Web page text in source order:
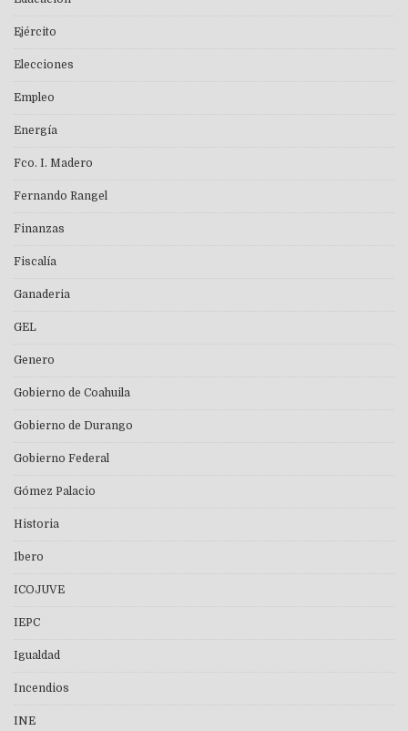
Ejército
Elecciones
Empleo
Energía
Fco. I. Madero
Fernando Rangel
Finanzas
Fiscalía
Ganaderia
GEL
Genero
Gobierno de Coahuila
Gobierno de Durango
Gobierno Federal
Gómez Palacio
Historia
Ibero
ICOJUVE
IEPC
Igualdad
Incendios
INE